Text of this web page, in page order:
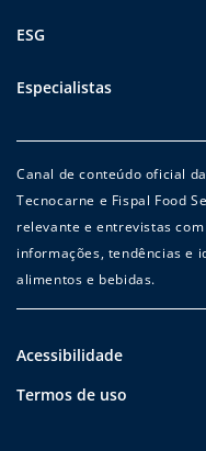
ESG
Especialistas
Canal de conteúdo oficial
Tecnocarne e Fispal Food
relevante e entrevistas
informações, tendências e
alimentos e bebidas.
Acessibilidade
Termos de uso